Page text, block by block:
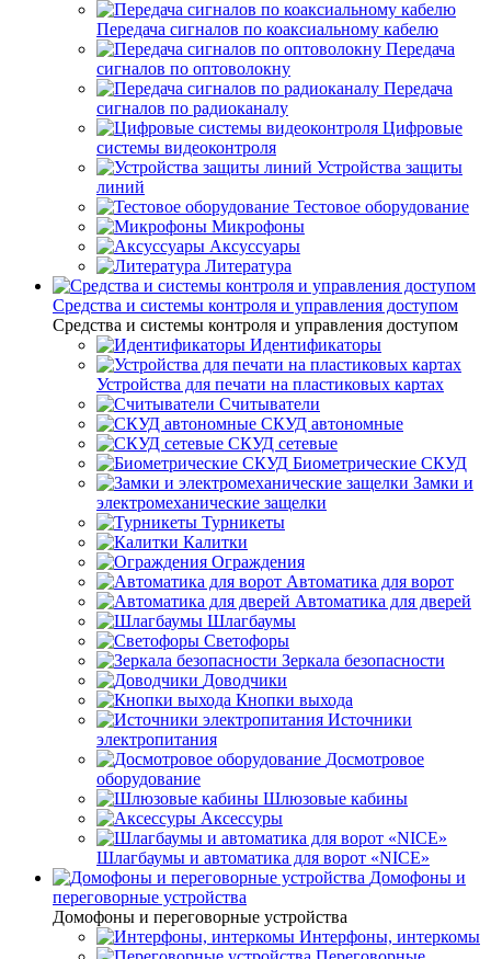
Передача сигналов по коаксиальному кабелю
Передача
сигналов по оптоволокну
Передача
сигналов по радиоканалу
Цифровые
системы видеоконтроля
Устройства защиты
линий
Тестовое оборудование
Микрофоны
Аксуссуары
Литература
Средства и системы контроля и управления доступом
Средства и системы контроля и управления доступом
Идентификаторы
Устройства для печати на пластиковых картах
Считыватели
СКУД автономные
СКУД сетевые
Биометрические СКУД
Замки и
электромеханические защелки
Турникеты
Калитки
Ограждения
Автоматика для ворот
Автоматика для дверей
Шлагбаумы
Светофоры
Зеркала безопасности
Доводчики
Кнопки выхода
Источники
электропитания
Досмотровое
оборудование
Шлюзовые кабины
Аксессуры
Шлагбаумы и автоматика для ворот «NICE»
Домофоны и
переговорные устройства
Домофоны и переговорные устройства
Интерфоны, интеркомы